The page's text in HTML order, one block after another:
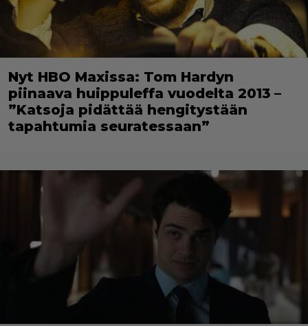
Nyt HBO Maxissa: Tom Hardyn
piinaava huippuleffa vuodelta 2013 –
”Katsoja pidättää hengitystään
tapahtumia seuratessaan”